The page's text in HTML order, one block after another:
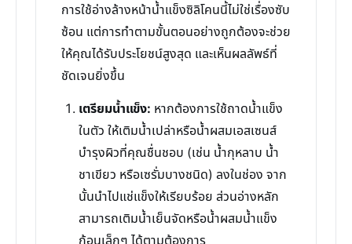
การใช้อ่างล้างหน้าน้ำแข็งซิลิโคนนี้ไม่ใช่เรื่องซับ
ซ้อน แต่การทำตามขั้นตอนอย่างถูกต้องจะช่วย
ให้คุณได้รับประโยชน์สูงสุด และเห็นผลลัพธ์ที่
ชัดเจนยิ่งขึ้น
เตรียมน้ำแข็ง: หากต้องการใช้ถาดน้ำแข็ง
ในตัว ให้เติมน้ำเปล่าหรือน้ำผสมเอสเซนส์
บำรุงผิวที่คุณชื่นชอบ (เช่น น้ำกุหลาบ น้ำ
ชาเขียว หรือเซรั่มบางชนิด) ลงในช่อง จาก
นั้นนำไปแช่แข็งให้เรียบร้อย ส่วนอ่างหลัก
สามารถเติมน้ำเย็นจัดหรือน้ำผสมน้ำแข็ง